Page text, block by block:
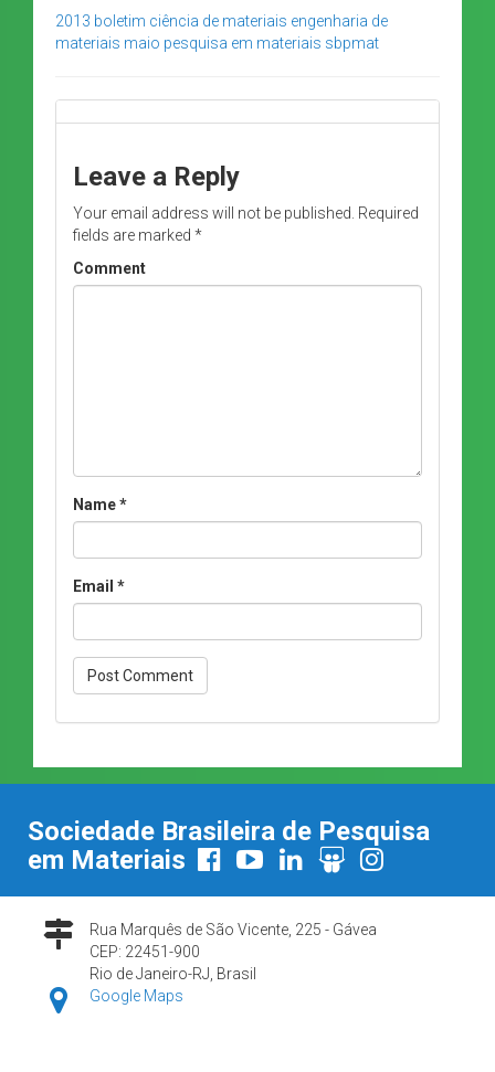
2013 boletim ciência de materiais engenharia de
materiais maio pesquisa em materiais sbpmat
Leave a Reply
Your email address will not be published. Required
fields are marked *
Comment
Name*
Email *
Sociedade Brasileira de Pesquisa
em Materiais
Rua Marquês de São Vicente, 225 - Gávea
CEP: 22451-900
Rio de Janeiro-RJ, Brasil
Google Maps